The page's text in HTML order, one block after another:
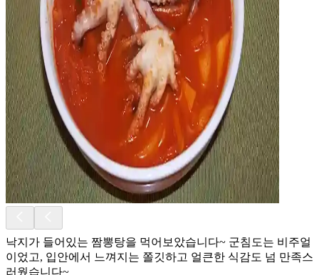
낙지가 들어있는 짬뽕탕을 먹어보았습니다~ 군침도는 비주얼
이었고, 입안에서 느껴지는 쫄깃하고 얼큰한 식감도 넘 만족스
러웠습니다~